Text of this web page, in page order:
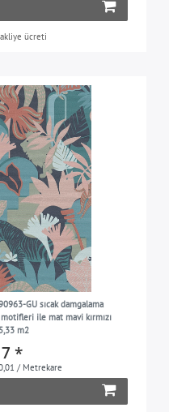
ücreti
GU sıcak damgalama
ile mat mavi kırmızı
m2
*
/ Metrekare